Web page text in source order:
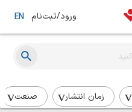
ورود/ثبت‌نام EN
زمان انتشار
صنعت